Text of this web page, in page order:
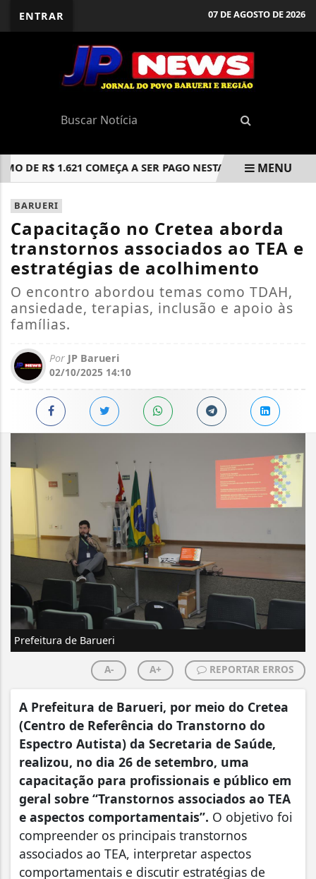
ENTRAR 07 DE AGOSTO DE 2026
R$ 1.621 COMEÇA A SER PAGO NESTA SEGUNDA
EM ALTA
MENU
BARUERI
Capacitação no Cretea aborda
transtornos associados ao TEA e
estratégias de acolhimento
O encontro abordou temas como TDAH,
ansiedade, terapias, inclusão e apoio às
famílias.
Por JP Barueri
02/10/2025 14:10
Prefeitura de Barueri
A- A+ REPORTAR ERROS
A Prefeitura de Barueri, por meio do Cretea
(Centro de Referência do Transtorno do
Espectro Autista) da Secretaria de Saúde,
realizou, no dia 26 de setembro, uma
capacitação para profissionais e público em
geral sobre “Transtornos associados ao TEA
e aspectos comportamentais”. O objetivo foi
compreender os principais transtornos
associados ao TEA, interpretar aspectos
comportamentais e discutir estratégias de